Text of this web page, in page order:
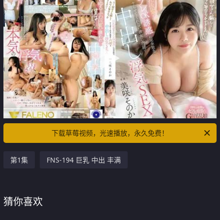
下载草莓视频，光速播放，永久免费！
第1集 FNS-194 巨乳 中出 丰满
猜你喜欢